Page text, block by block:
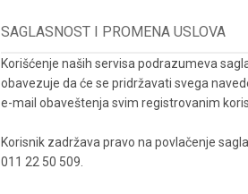
SAGLASNOST I PROMENA USLOVA
Korišćenje naših servisa podrazumeva
obavezuje da će se pridržavati svega
e-mail obaveštenja svim registrovanim
Korisnik zadržava pravo na povlačenje
011 22 50 509.